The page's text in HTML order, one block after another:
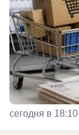
сегодня в 18:10